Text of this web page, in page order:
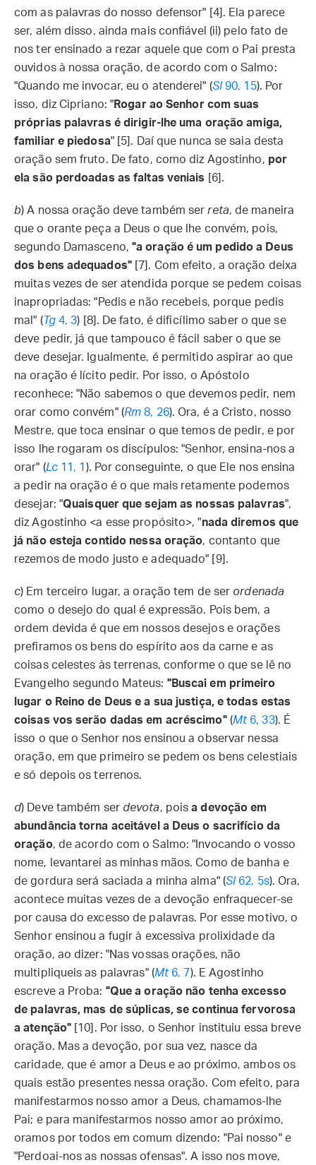
com as palavras do nosso defensor" [4]. Ela parece
ser, além disso, ainda mais confiável (ii) pelo fato de
nos ter ensinado a rezar aquele que com o Pai presta
ouvidos à nossa oração, de acordo com o Salmo:
"Quando me invocar, eu o atenderei" (Sl90, 15). Por
isso, diz Cipriano: "Rogar ao Senhor com suas
próprias palavras é dirigir-lhe uma oração amiga,
familiar e piedosa" [5]. Daí que nunca se saia desta
oração sem fruto. De fato, como diz Agostinho, por
ela são perdoadas as faltas veniais [6].
b) A nossa oração deve também serreta, de maneira
que o orante peça a Deus o que lhe convém, pois,
segundo Damasceno, "a oração é um pedido a Deus
dos bens adequados"[7]. Com efeito, a oração deixa
muitas vezes de ser atendida porque se pedem coisas
inapropriadas: "Pedis e não recebeis, porque pedis
mal" (Tg4, 3) [8]. De fato, é dificílimo saber o que se
deve pedir, já que tampouco é fácil saber o que se
deve desejar. Igualmente, é permitido aspirar ao que
na oração é lícito pedir. Por isso, o Apóstolo
reconhece: "Não sabemos o que devemos pedir, nem
orar como convém" (Rm 8, 26). Ora, é a Cristo, nosso
Mestre, que toca ensinar o que temos de pedir, e por
isso lhe rogaram os discípulos: "Senhor, ensina-nos a
orar" (Lc11, 1 ). Por conseguinte, o que Ele nos ensina
a pedir na oração é o que mais retamente podemos
desejar: "Quaisquer que sejam as nossas palavras",
diz Agostinho <a esse propósito>, "nada diremos que
já não esteja contido nessa oração, contanto que
rezemos de modo justo e adequado" [9].
c) Em terceiro lugar, a oração tem de ser ordenada
como o desejo do qual é expressão. Pois bem, a
ordem devida é que em nossos desejos e orações
prefiramos os bens do espírito aos da carne e as
coisas celestes às terrenas, conforme o que se lê no
Evangelho segundo Mateus: "Buscai em primeiro
lugar o Reino de Deus e a sua justiça, e todas estas
coisas vos serão dadas em acréscimo"(Mt6, 33). É
isso o que o Senhor nos ensinou a observar nessa
oração, em que primeiro se pedem os bens celestiais
e só depois os terrenos.
d) Deve também ser devota, poisa devoção em
abundância torna aceitável a Deus o sacrifício da
oração, de acordo com o Salmo: "Invocando o vosso
nome, levantarei as minhas mãos. Como de banha e
de gordura será saciada a minha alma" (Sl 62, 5s). Ora,
acontece muitas vezes de a devoção enfraquecer-se
por causa do excesso de palavras. Por esse motivo, o
Senhor ensinou a fugir à excessiva prolixidade da
oração, ao dizer: "Nas vossas orações, não
multipliqueis as palavras" (Mt6, 7). E Agostinho
escreve a Proba: "Que a oração não tenha excesso
de palavras, mas de súplicas, se continua fervorosa
a atenção" [10]. Por isso, o Senhor instituiu essa breve
oração. Mas a devoção, por sua vez, nasce da
caridade, que é amor a Deus e ao próximo, ambos os
quais estão presentes nessa oração. Com efeito, para
manifestarmos nosso amor a Deus, chamamos-lhe
Pai; e para manifestarmos nosso amor ao próximo,
oramos por todos em comum dizendo: "Pai nosso" e
"Perdoai-nos as nossas ofensas". A isso nos move,